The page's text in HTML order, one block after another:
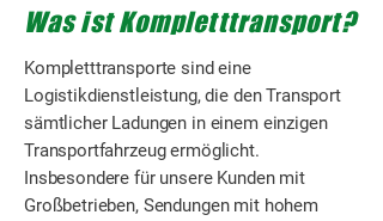
Was ist Kompletttransport?
Kompletttransporte sind eine
Logistikdienstleistung, die den Transport
sämtlicher Ladungen in einem einzigen
Transportfahrzeug ermöglicht.
Insbesondere für unsere Kunden mit
Großbetrieben, Sendungen mit hohem